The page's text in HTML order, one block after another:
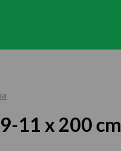
11 x 200 cm